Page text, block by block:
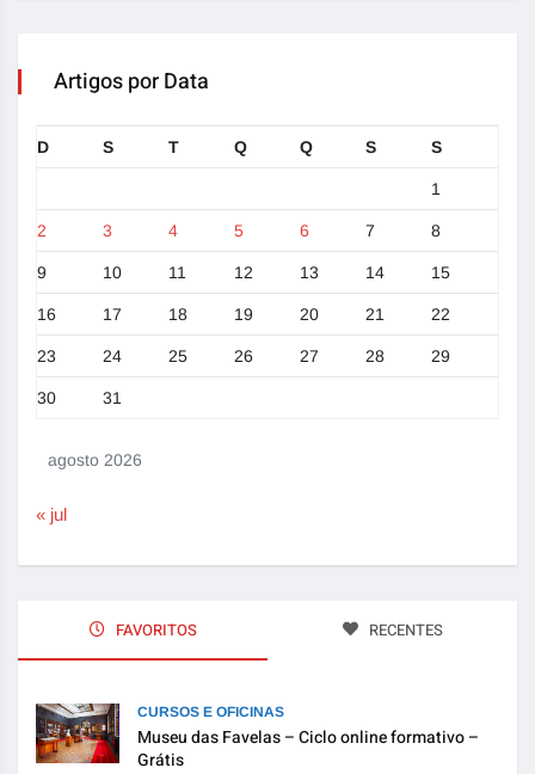
Artigos por Data
agosto 2026
D S T Q Q S S
1
2 3 4 5 6 7 8
9 10 11 12 13 14 15
16 17 18 19 20 21 22
23 24 25 26 27 28 29
30 31
« jul
FAVORITOS RECENTES
CURSOS E OFICINAS
Museu das Favelas – Ciclo online formativo –
Grátis